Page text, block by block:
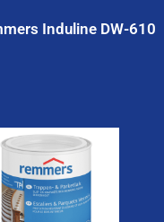
Induline DW-610